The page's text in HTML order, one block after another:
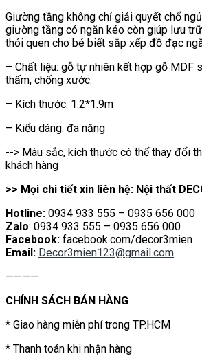
Giường tầng không chỉ giải quyết chổ
giường tầng có ngăn kéo còn giúp lưu
thói quen cho bé biết sắp xếp đồ đạc
– Chất liệu: gỗ tự nhiên kết hợp gỗ MDF
thấm, chống xước.
– Kích thước: 1.2*1.9m
– Kiểu dáng: đa năng
--> Màu sắc, kích thước có thể thay đổi
khách hàng
>> Mọi chi tiết xin liên hệ: Nội thất
Hotline: 0934 933 555 – 0935 656 000
Zalo: 0934 933 555 – 0935 656 000
Facebook: facebook.com/decor3mien
Email: Decor3mien123@gmail.com
————
CHÍNH SÁCH BÁN HÀNG
* Giao hàng miễn phí trong TP.HCM
* Thanh toán khi nhận hàng